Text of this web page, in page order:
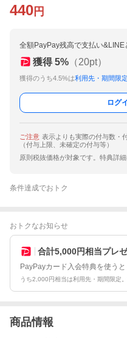
440 円
全額PayPay残高で支払い&LINE
獲得 5% （20pt）
獲得のうち4.5%は利用先・期間限定
ログ
ご注意 表示よりも実際の付与数・
（付与上限、未確定の付与等）
原則税抜価格が対象です。特典詳
条件達成でおトク
おトクなお知らせ
合計5,000円相当プレ
PayPayカード入会特典を使うと
うち2,000円相当は利用先・期間限定
商品情報